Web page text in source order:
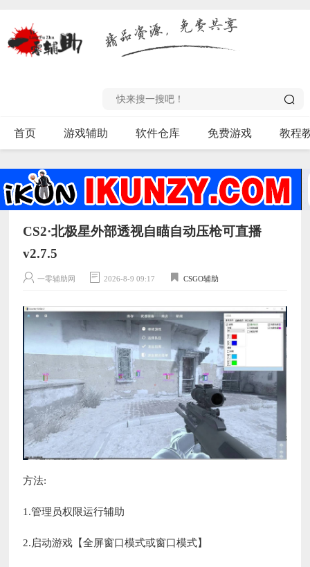
首页 游戏辅助 软件仓库 免费游戏 教程
CS2·北极星外部透视自瞄自动压枪可直播
v2.7.5
一零辅助网 2026-8-9 09:17 CSGO辅助
方法:
1.管理员权限运行辅助
2.启动游戏【全屏窗口模式或窗口模式】